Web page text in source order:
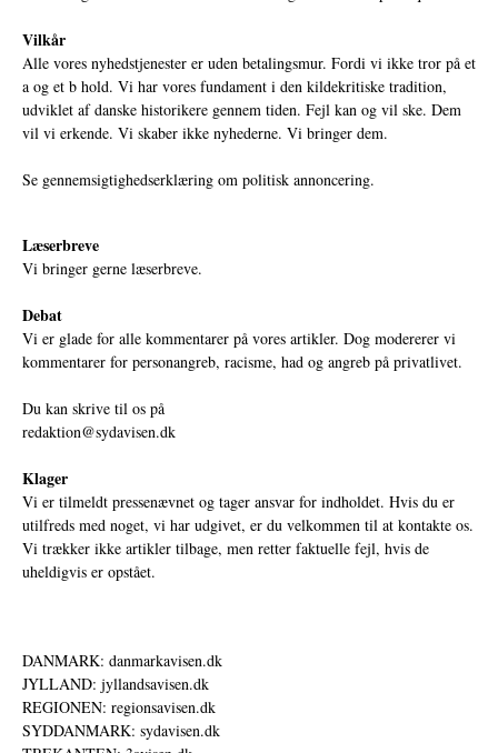
Vilkår
Alle vores nyhedstjenester er uden betalingsmur. Fordi vi ikke tror på et
a og et b hold. Vi har vores fundament i den kildekritiske tradition,
udviklet af danske historikere gennem tiden. Fejl kan og vil ske. Dem
vil vi erkende. Vi skaber ikke nyhederne. Vi bringer dem.
Se gennemsigtighedserklæring om politisk annoncering.
Læserbreve
Vi bringer gerne læserbreve.
Debat
Vi er glade for alle kommentarer på vores artikler. Dog modererer vi
kommentarer for personangreb, racisme, had og angreb på privatlivet.
Du kan skrive til os på
redaktion@sydavisen.dk
Klager
Vi er tilmeldt pressenævnet og tager ansvar for indholdet. Hvis du er
utilfreds med noget, vi har udgivet, er du velkommen til at kontakte os.
Vi trækker ikke artikler tilbage, men retter faktuelle fejl, hvis de
uheldigvis er opstået.
DANMARK: danmarkavisen.dk
JYLLAND: jyllandsavisen.dk
REGIONEN: regionsavisen.dk
SYDDANMARK: sydavisen.dk